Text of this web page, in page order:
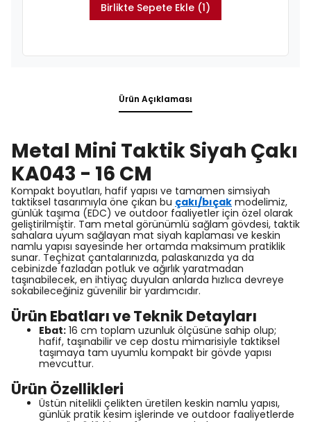
Birlikte Sepete Ekle (1)
Ürün Açıklaması
Metal Mini Taktik Siyah Çakı
KA043 - 16 CM
Kompakt boyutları, hafif yapısı ve tamamen simsiyah
taktiksel tasarımıyla öne çıkan bu çakı/bıçak modelimiz,
günlük taşıma (EDC) ve outdoor faaliyetler için özel olarak
geliştirilmiştir. Tam metal görünümlü sağlam gövdesi, taktik
sahalara uyum sağlayan mat siyah kaplaması ve keskin
namlu yapısı sayesinde her ortamda maksimum pratiklik
sunar. Teçhizat çantalarınızda, palaskanızda ya da
cebinizde fazladan potluk ve ağırlık yaratmadan
taşınabilecek, en ihtiyaç duyulan anlarda hızlıca devreye
sokabileceğiniz güvenilir bir yardımcıdır.
Ürün Ebatları ve Teknik Detayları
Ebat: 16 cm toplam uzunluk ölçüsüne sahip olup;
hafif, taşınabilir ve cep dostu mimarisiyle taktiksel
taşımaya tam uyumlu kompakt bir gövde yapısı
mevcuttur.
Ürün Özellikleri
Üstün nitelikli çelikten üretilen keskin namlu yapısı,
günlük pratik kesim işlerinde ve outdoor faaliyetlerde